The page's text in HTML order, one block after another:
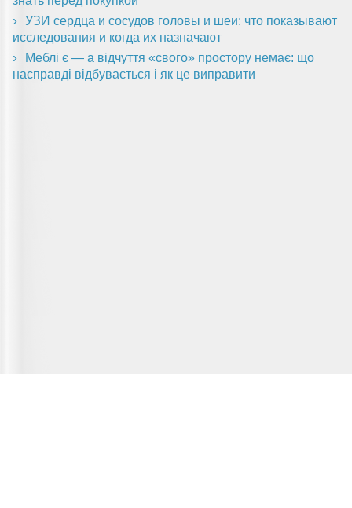
УЗИ сердца и сосудов головы и шеи: что показывают
исследования и когда их назначают
Меблі є — а відчуття «свого» простору немає: що
насправді відбувається і як це виправити